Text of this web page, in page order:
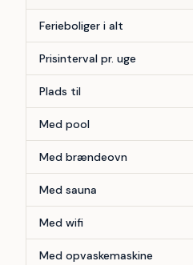
Ferieboliger i alt
Prisinterval pr. uge
Plads til
Med pool
Med brændeovn
Med sauna
Med wifi
Med opvaskemaskine